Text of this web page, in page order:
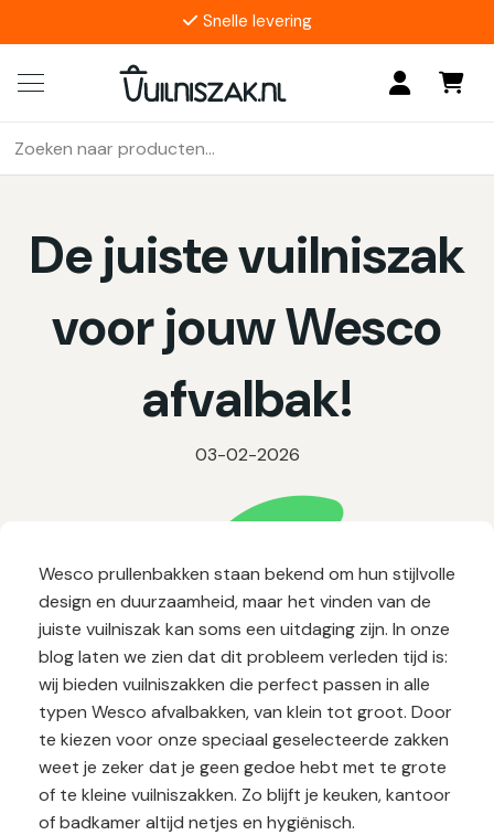
naar:
Als de resultaten voor automatisch aanvullen beschikbaar
De juiste vuilniszak
voor jouw Wesco
afvalbak!
03-02-2026
Wesco prullenbakken staan bekend om hun stijlvolle
design en duurzaamheid, maar het vinden van de
juiste vuilniszak kan soms een uitdaging zijn. In onze
blog laten we zien dat dit probleem verleden tijd is:
wij bieden vuilniszakken die perfect passen in alle
typen Wesco afvalbakken, van klein tot groot. Door
te kiezen voor onze speciaal geselecteerde zakken
weet je zeker dat je geen gedoe hebt met te grote
of te kleine vuilniszakken. Zo blijft je keuken, kantoor
of badkamer altijd netjes en hygiënisch.